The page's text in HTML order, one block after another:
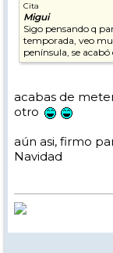
Cita
Migui
Sigo pensando q
temporada, veo
península, se acabó
acabas de
otro
aún asi, firmo
Navidad